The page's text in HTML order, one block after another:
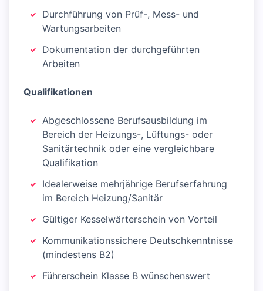
Durchführung von Prüf-, Mess- und
Wartungsarbeiten
Dokumentation der durchgeführten
Arbeiten
Qualifikationen
Abgeschlossene Berufsausbildung im
Bereich der Heizungs-, Lüftungs- oder
Sanitärtechnik oder eine vergleichbare
Qualifikation
Idealerweise mehrjährige Berufserfahrung
im Bereich Heizung/Sanitär
Gültiger Kesselwärterschein von Vorteil
Kommunikationssichere Deutschkenntnisse
(mindestens B2)
Führerschein Klasse B wünschenswert